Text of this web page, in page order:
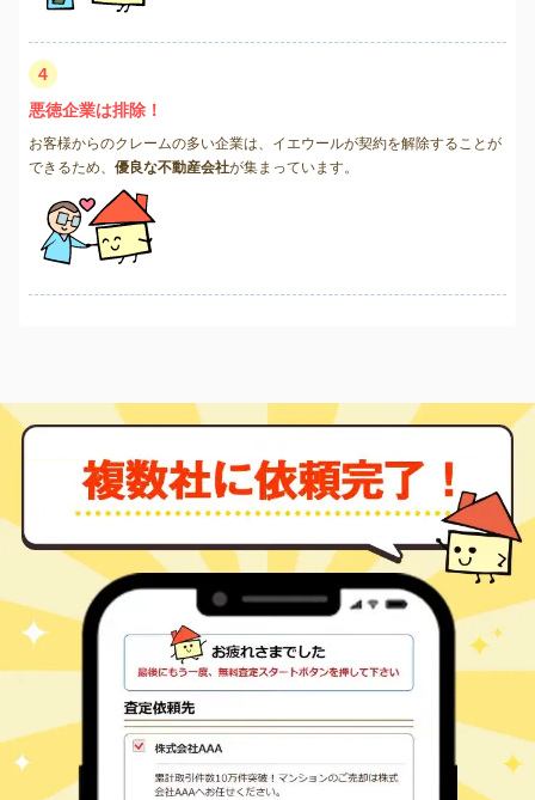
4
悪徳企業は排除！
お客様からのクレームの多い企業は、イエウールが契約を解除することが
できるため、 優良な不動産会社が集まっています。